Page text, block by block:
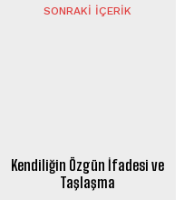
SONRAKI İÇERIK
Kendiliğin Özgün İfadesi ve
Taşlaşma